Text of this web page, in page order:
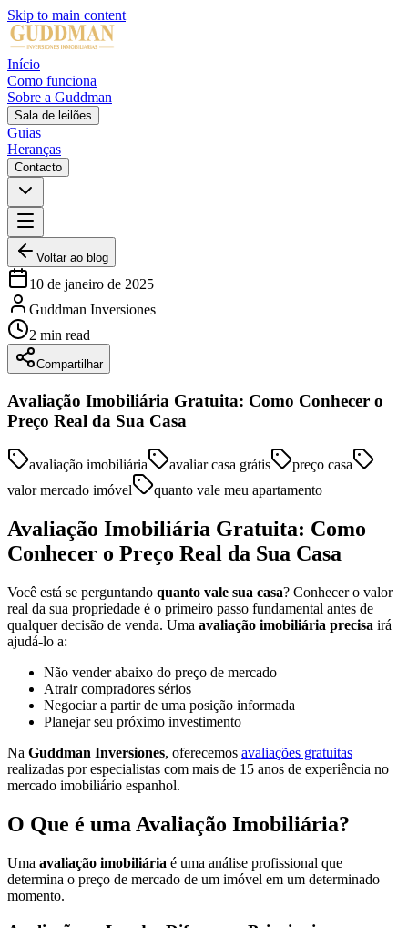
Skip to main content
Início
Como funciona
Sobre a Guddman
Sala de leilões
Guias
Heranças
Contacto
Voltar ao blog
10 de janeiro de 2025
Guddman Inversiones
2 min read
Compartilhar
Avaliação Imobiliária Gratuita: Como Conhecer o
Preço Real da Sua Casa
avaliação imobiliária avaliar casa grátis
preço casa
valor mercado imóvel
quanto vale meu apartamento
Avaliação Imobiliária Gratuita: Como
Conhecer o Preço Real da Sua Casa
Você está se perguntando quanto vale sua casa? Conhecer o valor
real da sua propriedade é o primeiro passo fundamental antes de
qualquer decisão de venda. Uma avaliação imobiliária precisa irá
ajudá-lo a:
Não vender abaixo do preço de mercado
Atrair compradores sérios
Negociar a partir de uma posição informada
Planejar seu próximo investimento
Na Guddman Inversiones, oferecemos avaliações gratuitas
realizadas por especialistas com mais de 15 anos de experiência no
mercado imobiliário espanhol.
O Que é uma Avaliação Imobiliária?
Uma avaliação imobiliária é uma análise profissional que
determina o preço de mercado de um imóvel em um determinado
momento.